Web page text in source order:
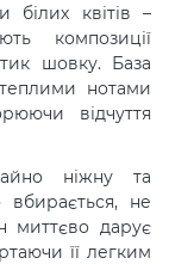
білих квітів –
композиції
шовку. База
нотами
відчуття
ніжну та
вбирається, не
миттєво дарує
її легким